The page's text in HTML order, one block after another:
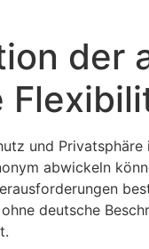
der
und
abwickeln
deutsche